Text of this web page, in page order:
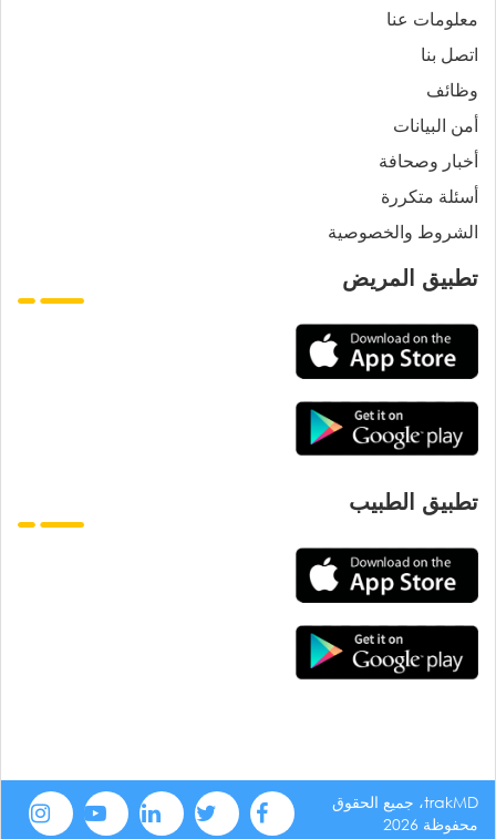
معلومات عنا
اتصل بنا
وظائف
أمن البيانات
أخبار وصحافة
أسئلة متكررة
الشروط والخصوصية
تطبيق المريض
تطبيق الطبيب
trakMD، جميع الحقوق
محفوظة 2026